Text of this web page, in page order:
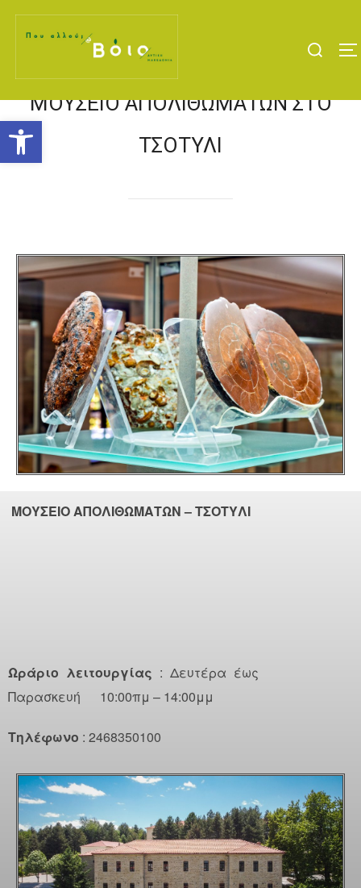
Ανοίξτε τη γραμμή εργαλείων
ΜΟΥΣΕΊΟ ΑΠΟΛΙΘΩΜΆΤΩΝ ΣΤΟ
ΤΣΟΤΎΛΙ
ΜΟΥΣΕΙΟ ΑΠΟΛΙΘΩΜΑΤΩΝ – ΤΣΟΤΥΛΙ
Ωράριο λειτουργίας : Δευτέρα έως
Παρασκευή 10:00πμ – 14:00μμ
Τηλέφωνο : 2468350100